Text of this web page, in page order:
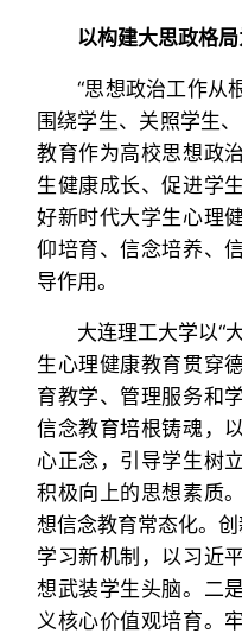
以构建大思政格
“思想政治工作从
围绕学生、关照学生
教育作为高校思想政
生健康成长、促进学
好新时代大学生心理
仰培育、信念培养、
导作用。
大连理工大学以“
生心理健康教育贯穿
育教学、管理服务和
信念教育培根铸魂，
心正念，引导学生树
积极向上的思想素质
想信念教育常态化。
学习新机制，以习近
想武装学生头脑。二
义核心价值观培育。